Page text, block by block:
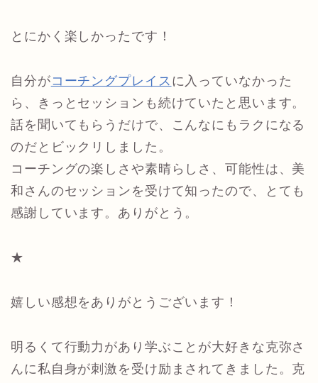
とにかく楽しかったです！
自分がコーチングプレイス に入っていなかった
ら、きっとセッションも続けていたと思います。
話を聞いてもらうだけで、こんなにもラクになる
のだとビックリしました。
コーチングの楽しさや素晴らしさ、可能性は、美
和さんのセッションを受けて知ったので、とても
感謝しています。ありがとう。
★
嬉しい感想をありがとうございます！
明るくて行動力があり学ぶことが大好きな克弥さ
んに私自身が刺激を受け励まされてきました。克